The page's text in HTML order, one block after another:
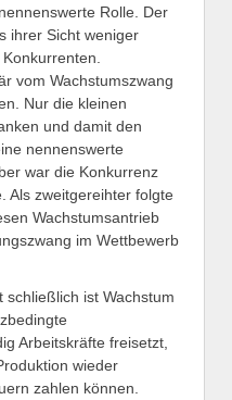
Rolle. Der
ihrer Sicht weniger
vom Wachstumszwang
Nur die kleinen
und damit den
nennenswerte
war die Konkurrenz
Als zweitgereihter folgte
Wachstumsantrieb
im Wettbewerb
schließlich ist Wachstum
Arbeitskräfte freisetzt,
wieder
zahlen können.